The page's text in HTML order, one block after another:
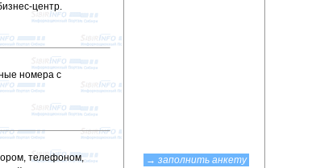
центр.
номера с
телефоном,
→ заполнить анкету